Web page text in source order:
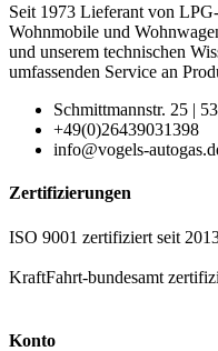
Seit 1973 Lieferant von
Wohnmobile und
und unserem technischen
umfassenden Service an
Schmittmannstr. 25 |
+49(0)26439031398
info@vogels-
Zertifizierungen
ISO 9001 zertifiziert seit
KraftFahrt-bundesamt
Konto